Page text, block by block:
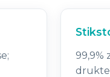
99,9%